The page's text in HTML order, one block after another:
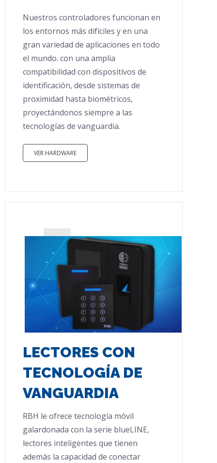
Nuestros controladores funcionan en
los entornos más difíciles y en una
gran variedad de aplicaciones en todo
el mundo. con una amplia
compatibilidad con dispositivos de
identificación, desde sistemas de
proximidad hasta biométricos,
proyectándonos siempre a las
tecnologías de vanguardia.
VER HARDWARE
LECTORES CON
TECNOLOGÍA DE
VANGUARDIA
RBH le ofrece tecnología móvil
galardonada con la serie blueLINE,
lectores inteligentes que tienen
además la capacidad de conectar